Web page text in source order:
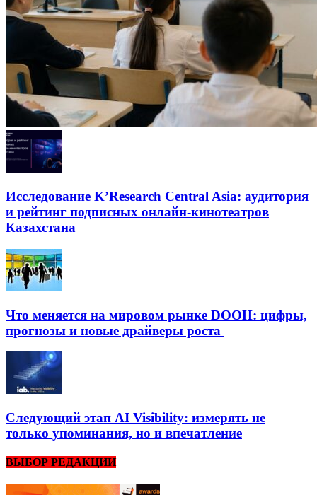
Исследование K’Research Central Asia: аудитория
и рейтинг подписных онлайн-кинотеатров
Казахстана
Что меняется на мировом рынке DOOH: цифры,
прогнозы и новые драйверы роста
Следующий этап AI Visibility: измерять не
только упоминания, но и впечатление
ВЫБОР РЕДАКЦИИ